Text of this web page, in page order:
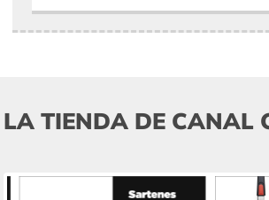
LA TIENDA DE CANAL